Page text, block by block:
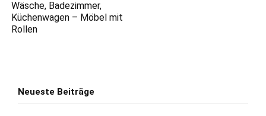
Wäsche, Badezimmer,
Küchenwagen – Möbel mit
Rollen
Neueste Beiträge